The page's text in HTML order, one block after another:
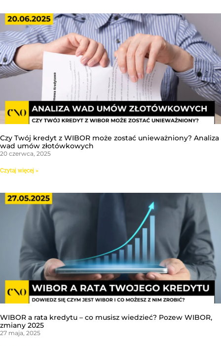
Czy Twój kredyt z WIBOR może zostać unieważniony? Analiza
wad umów złotówkowych
20 czerwca, 2025
Czytaj więcej »
WIBOR a rata kredytu – co musisz wiedzieć? Pozew WIBOR,
zmiany 2025
27 maja, 2025